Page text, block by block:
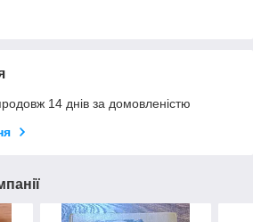
14 днів за домовленістю